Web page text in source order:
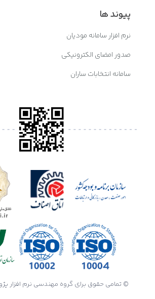
پیوند ها
نرم افزار سامانه مودیان
صدور امضای الکترونیکی
سامانه انتخابات ساران
© تمامی حقوق برای گروه مهندسی نرم افزار